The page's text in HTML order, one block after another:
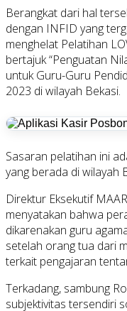
Berangkat dari hal
dengan INFID yang
menghelat Pelatihan
bertajuk “Penguatan
untuk Guru-Guru
2023 di wilayah Bekasi.
Sasaran pelatihan ini
yang berada di wilayah
Direktur Eksekutif
menyatakan bahwa
dikarenakan guru
setelah orang tua dari
terkait pengajaran
Terkadang, sambung
subjektivitas tersendiri